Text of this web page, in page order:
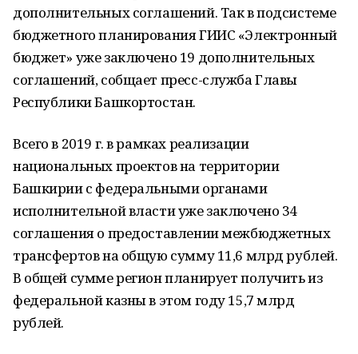
дополнительных соглашений. Так в подсистеме
бюджетного планирования ГИИС «Электронный
бюджет» уже заключено 19 дополнительных
соглашений, собщает пресс-служба Главы
Республики Башкортостан.
Всего в 2019 г. в рамках реализации
национальных проектов на территории
Башкирии с федеральными органами
исполнительной власти уже заключено 34
соглашения о предоставлении межбюджетных
трансфертов на общую сумму 11,6 млрд рублей.
В общей сумме регион планирует получить из
федеральной казны в этом году 15,7 млрд
рублей.